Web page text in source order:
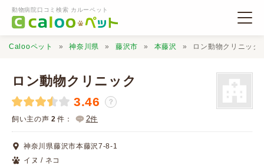
動物病院口コミ検索 カルーペット
動物病院検索
口コミ検索
Calooペット 神奈川県 藤沢市 本藤沢 ロン動物クリニック
ロン動物クリニック
3.46 ？
飼い主の声 2 件： 2件
神奈川県藤沢市本藤沢7-8-1
イヌ / ネコ